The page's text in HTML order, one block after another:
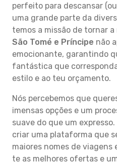
perfeito para descansar
uma grande parte da
temos a missão de tornar a
São Tomé e Príncipe não
emocionante, garantindo
fantástica que
estilo e ao teu orçamento.
Nós percebemos que
imensas opções e um
suave do que um
criar uma plataforma que
maiores nomes de
te as melhores ofertas e